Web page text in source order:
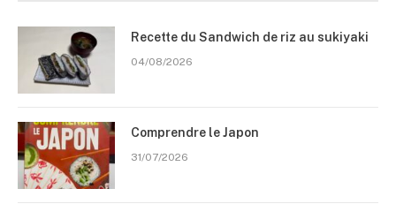
Recette du Sandwich de riz au sukiyaki
04/08/2026
Comprendre le Japon
31/07/2026